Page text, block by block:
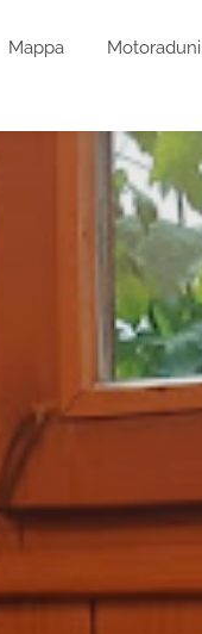
Mappa Motoraduni